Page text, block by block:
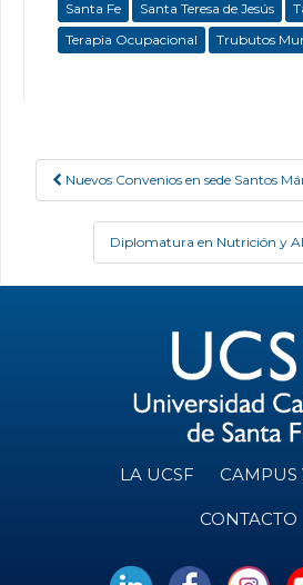
Santa Fe
Santa Teresa de Jesús
Terapia Ocupacional
Trubutos
Post navigation
Nuevos Convenios en sede Santos
Diplomatura en Nutrición y
LA UCSF CAMPUS
CONTACTO